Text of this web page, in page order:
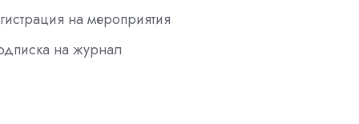
на мероприятия
на журнал